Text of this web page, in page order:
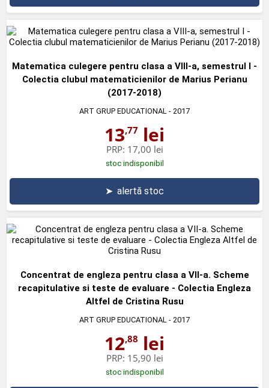
Matematica culegere pentru clasa a VIII-a, semestrul I -
Colectia clubul matematicienilor de Marius Perianu
(2017-2018)
ART GRUP EDUCATIONAL - 2017
13,77 lei
PRP: 17,00 lei
stoc indisponibil
➤ alertă stoc
Concentrat de engleza pentru clasa a VII-a. Scheme
recapitulative si teste de evaluare - Colectia Engleza
Altfel de Cristina Rusu
ART GRUP EDUCATIONAL - 2017
12,88 lei
PRP: 15,90 lei
stoc indisponibil